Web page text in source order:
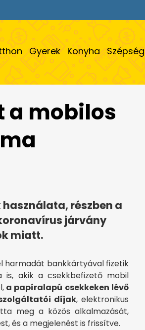
Gyerek Konyha Szépség
a mobilos
részben a
járvány
miatt.
harmadát bankkártyával fizetik
is, akik a csekkbefizető mobil
a papíralapú csekkeken lévő
díjak, elektronikus
meg a közös alkalmazását,
és a megjelenést is frissítve.